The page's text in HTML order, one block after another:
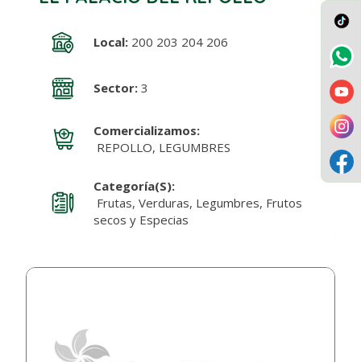
Local:200 203 204 206
Sector:3
Comercializamos:
REPOLLO, LEGUMBRES
Categoría(s):
Frutas, Verduras, Legumbres, Frutos
secos y Especias